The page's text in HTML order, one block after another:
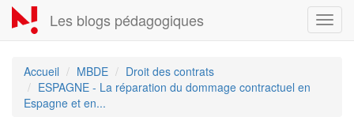
Aller
au
contenu
Les blogs pédagogiques
Accueil MBDE
Droit des contrats
ESPAGNE - La réparation du dommage contractuel en
Espagne et en...